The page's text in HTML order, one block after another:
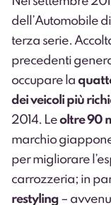
dell’Automobile
terza serie.
precedenti
occupare la
dei veicoli più
2014. Leoltre 90
marchio
per migliorare
carrozzeria; in
restyling –